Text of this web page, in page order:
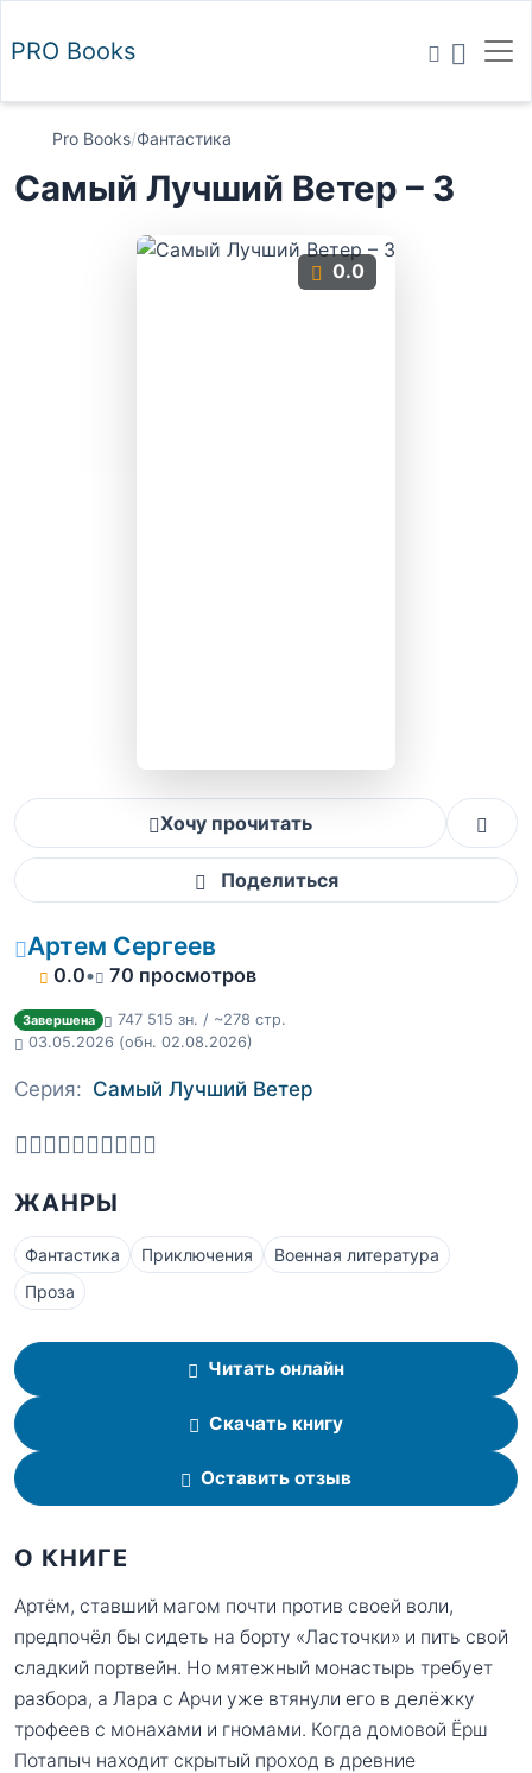
PRO Books
Pro Books/Фантастика
Самый Лучший Ветер – 3
0.0
Хочу прочитать
Поделиться
Артем Сергеев
0.0• 70 просмотров
Завершена
747 515 зн. / ~278 стр.
03.05.2026 (обн. 02.08.2026)
Серия: Самый Лучший Ветер
ЖАНРЫ
Фантастика Приключения
Военная литература
Проза
Читать онлайн
Скачать книгу
Оставить отзыв
О КНИГЕ
Артём, ставший магом почти против своей воли,
предпочёл бы сидеть на борту «Ласточки» и пить свой
сладкий портвейн. Но мятежный монастырь требует
разбора, а Лара с Арчи уже втянули его в делёжку
трофеев с монахами и гномами. Когда домовой Ёрш
Потапыч находит скрытый проход в древние